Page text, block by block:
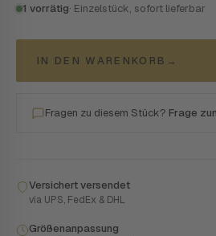
1 vorrätig· Einzelstück, sofort lieferbar
IN DEN WARENKORB →
Fragen zu diesem Stück? Frage
Versichert versendet
via UPS, FedEx & DHL
Größenanpassung